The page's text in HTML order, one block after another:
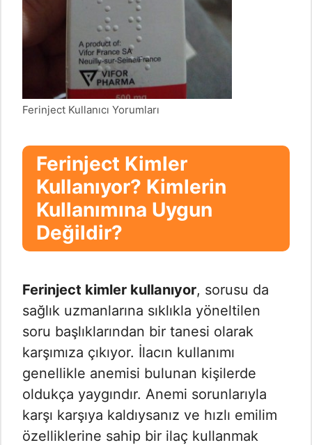
Ferinject Kullanıcı Yorumları
Ferinject Kimler
Kullanıyor? Kimlerin
Kullanımına Uygun
Değildir?
Ferinject kimler kullanıyor, sorusu da
sağlık uzmanlarına sıklıkla yöneltilen
soru başlıklarından bir tanesi olarak
karşımıza çıkıyor. İlacın kullanımı
genellikle anemisi bulunan kişilerde
oldukça yaygındır. Anemi sorunlarıyla
karşı karşıya kaldıysanız ve hızlı emilim
özelliklerine sahip bir ilaç kullanmak